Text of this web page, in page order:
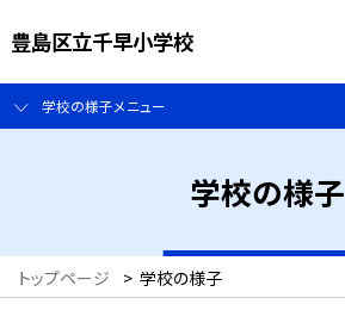
豊島区立千早小学校
学校の様子メニュー
学校の様子
トップページ > 学校の様子